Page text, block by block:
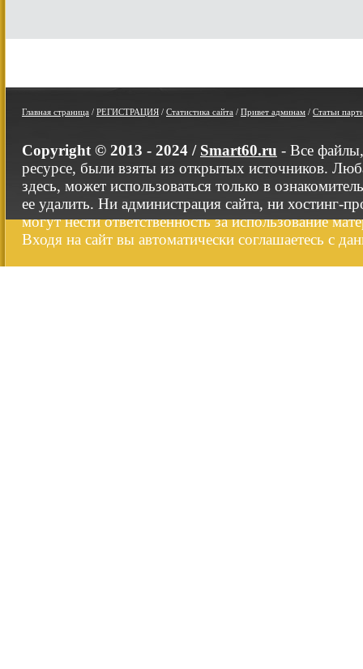
Главная страница / РЕГИСТРАЦИЯ / Статистика сайта / Привет админам / Статьи
Copyright © 2013 - 2024 / Smart60.ru - Все
ресурсе, были взяты из открытых источников.
здесь, может использоваться только в
ее удалить. Ни администрация сайта, ни хостинг-
могут нести ответственность за использование
Входя на сайт вы автоматически соглашаетесь с